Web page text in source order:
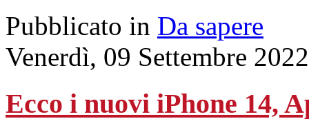
Pubblicato in Da sapere
Venerdì, 09 Settembre
Ecco i nuovi iPhone 14,